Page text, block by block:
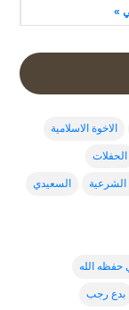
»
الاخوة الاسلامية
الحفلات
الشرعية السعيدي
حفظه الله
بدع رجب